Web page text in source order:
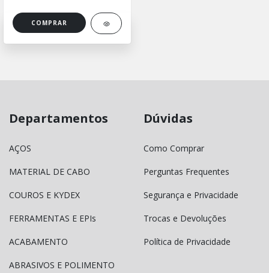
COMPRAR
Departamentos
AÇOS
MATERIAL DE CABO
COUROS E KYDEX
FERRAMENTAS E EPIs
ACABAMENTO
ABRASIVOS E POLIMENTO
Dúvidas
Como Comprar
Perguntas Frequentes
Segurança e Privacidade
Trocas e Devoluções
Política de Privacidade